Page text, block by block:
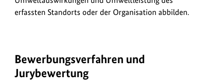
erfassten Standorts oder der Organisation abbilden.
Bewerbungsverfahren und
Jurybewertung